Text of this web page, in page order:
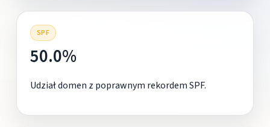
SPF
50.0%
Udział domen z poprawnym rekordem SPF.